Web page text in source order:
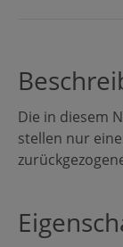
Die in diesem
stellen nur